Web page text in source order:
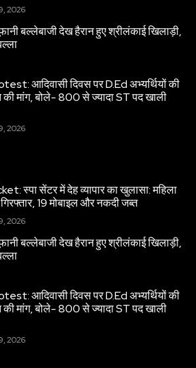
2026
बल्लेबाजी देख हैरान हुए श्रीलंकाई खिलाड़ी,
आदिवासी दिवस पर D.Ed अभ्यर्थियों की
की मांग, बोले- 800 से ज्यादा ST पद खाली
2026
स्पा सेंटर में देह व्यापार का खुलासा: महिला
19 मोबाइल और नकदी जब्त
2026
बल्लेबाजी देख हैरान हुए श्रीलंकाई खिलाड़ी,
आदिवासी दिवस पर D.Ed अभ्यर्थियों की
की मांग, बोले- 800 से ज्यादा ST पद खाली
2026